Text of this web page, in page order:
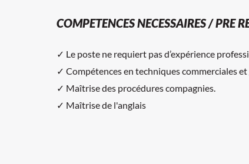
COMPETENCES NECESSAIRES / PRE
✓ Le poste ne requiert pas d’expérience
✓ Compétences en techniques commerciales
✓ Maîtrise des procédures compagnies.
✓ Maîtrise de l'anglais